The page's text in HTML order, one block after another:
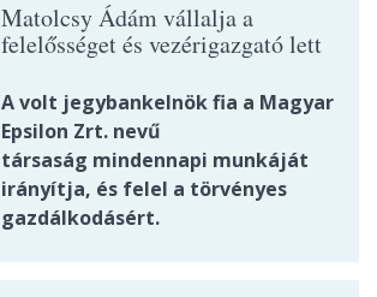
Matolcsy Ádám vállalja a
felelősséget és vezérigazgató lett
A volt jegybankelnök fia a Magyar
Epsilon Zrt. nevű
társaság mindennapi munkáját
irányítja, és felel a törvényes
gazdálkodásért.